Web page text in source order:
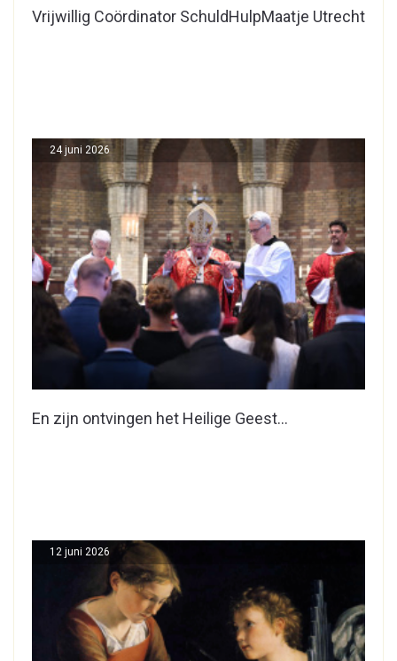
Vrijwillig Coördinator SchuldHulpMaatje Utrecht
En zijn ontvingen het Heilige Geest…
24 juni 2026
12 juni 2026